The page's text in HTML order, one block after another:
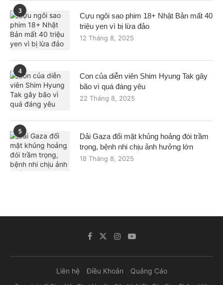
3
Cựu ngôi sao phim 18+ Nhật Bản mất 40
triệu yen vì bị lừa đảo
12 Tháng 8, 2025
4
Con của diễn viên Shim Hyung Tak gây
bão vì quá đáng yêu
22 Tháng 8, 2025
5
Dải Gaza đối mặt khủng hoảng đói trầm
trọng, bệnh nhi chịu ảnh hưởng lớn
18 Tháng 8, 2025
Liên hệ Điều Khoản Quảng Cáo